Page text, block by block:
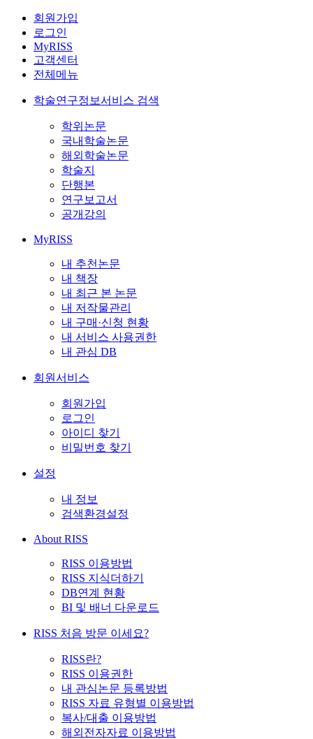
회원가입
로그인
MyRISS
고객센터
전체메뉴
학술연구정보서비스 검색
학위논문
국내학술논문
해외학술논문
학술지
단행본
연구보고서
공개강의
MyRISS
내 추천논문
내 책장
내 최근 본 논문
내 저작물관리
내 구매·신청 현황
내 서비스 사용권한
내 관심 DB
회원서비스
회원가입
로그인
아이디 찾기
비밀번호 찾기
설정
내 정보
검색환경설정
About RISS
RISS 이용방법
RISS 지식더하기
DB연계 현황
BI 및 배너 다운로드
RISS 처음 방문 이세요?
RISS란?
RISS 이용권한
내 관심논문 등록방법
RISS 자료 유형별 이용방법
복사/대출 이용방법
해외전자자료 이용방법